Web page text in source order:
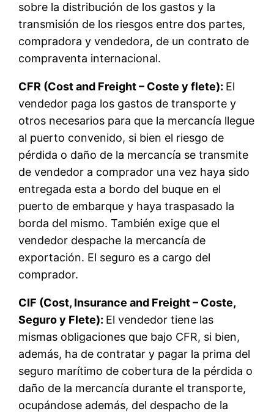
sobre la distribución de los gastos y la
transmisión de los riesgos entre dos partes,
compradora y vendedora, de un contrato de
compraventa internacional.
CFR (Cost and Freight – Coste y flete): El
vendedor paga los gastos de transporte y
otros necesarios para que la mercancía llegue
al puerto convenido, si bien el riesgo de
pérdida o daño de la mercancía se transmite
de vendedor a comprador una vez haya sido
entregada esta a bordo del buque en el
puerto de embarque y haya traspasado la
borda del mismo. También exige que el
vendedor despache la mercancía de
exportación. El seguro es a cargo del
comprador.
CIF (Cost, Insurance and Freight – Coste,
Seguro y Flete): El vendedor tiene las
mismas obligaciones que bajo CFR, si bien,
además, ha de contratar y pagar la prima del
seguro marítimo de cobertura de la pérdida o
daño de la mercancía durante el transporte,
ocupándose además, del despacho de la